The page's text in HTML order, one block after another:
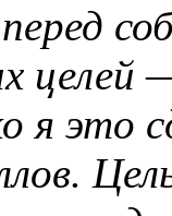
целей
я это